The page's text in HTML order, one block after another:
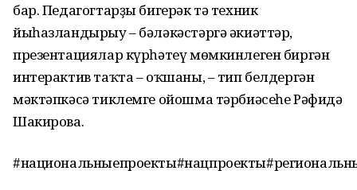
бар. Педагогтарҙы бигерәк тә техник
йыһазландырыу – бәләкәстәргә әкиәттәр,
презентациялар күрһәтеү мөмкинлеген биргән
интерактив таҡта – оҡшаны, – тип белдергән
мәктәпкәсә тиклемге ойошма тәрбиәсеһе Рәфидә
Шакирова.